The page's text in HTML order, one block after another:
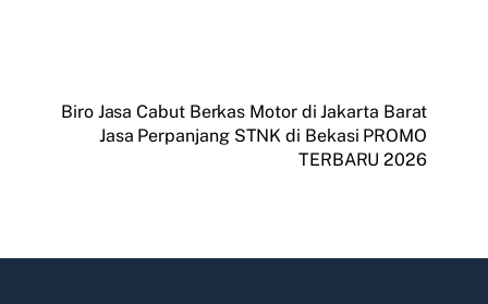
Biro Jasa Cabut Berkas Motor di Jakarta Barat
Jasa Perpanjang STNK di Bekasi PROMO
TERBARU 2026